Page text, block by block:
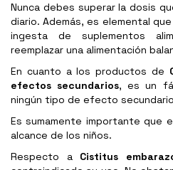
Nunca debes superar la dosis
diario. Además, es elemental
ingesta de suplementos
reemplazar una alimentación
En cuanto a los productos de
efectos secundarios, es un
ningún tipo de efecto
Es sumamente importante que
alcance de los niños.
Respecto a Cistitus